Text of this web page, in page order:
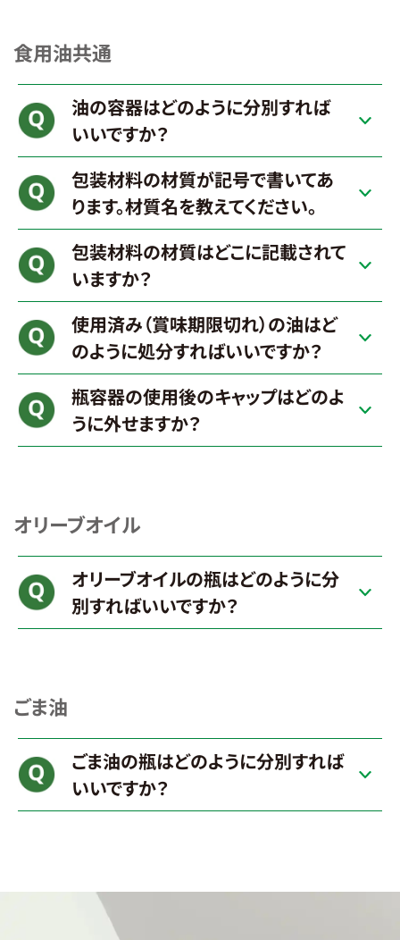
食用油共通
油の容器はどのように分別すれば
いいですか？
包装材料の材質が記号で書いてあ
ります。材質名を教えてください。
包装材料の材質はどこに記載されて
いますか？
使用済み（賞味期限切れ）の油はど
のように処分すればいいですか？
瓶容器の使用後のキャップはどのよ
うに外せますか？
オリーブオイル
オリーブオイルの瓶はどのように分
別すればいいですか？
ごま油
ごま油の瓶はどのように分別すれば
いいですか？